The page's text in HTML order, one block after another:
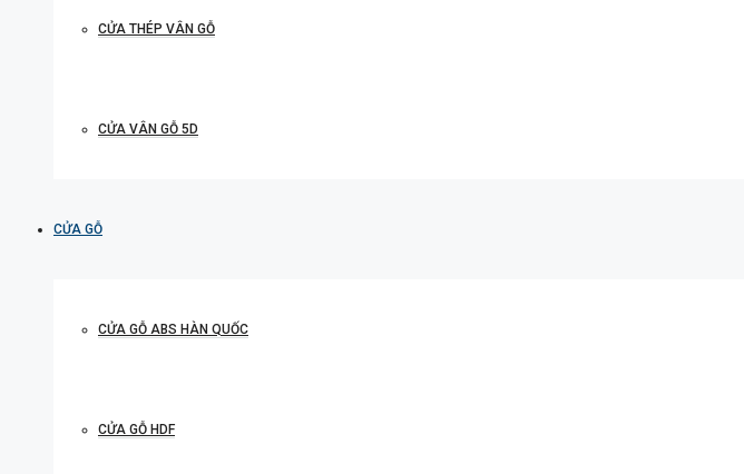
CỬA THÉP VÂN GỖ
CỬA VÂN GỖ 5D
CỬA GỖ
CỬA GỖ ABS HÀN QUỐC
CỬA GỖ HDF